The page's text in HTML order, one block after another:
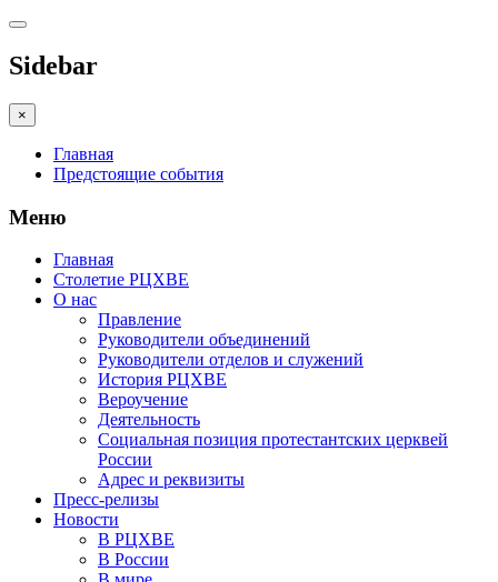
Sidebar
×
Главная
Предстоящие события
Меню
Главная
Столетие РЦХВЕ
О нас
Правление
Руководители объединений
Руководители отделов и служений
История РЦХВЕ
Вероучение
Деятельность
Социальная позиция протестантских церквей
России
Адрес и реквизиты
Пресс-релизы
Новости
В РЦХВЕ
В России